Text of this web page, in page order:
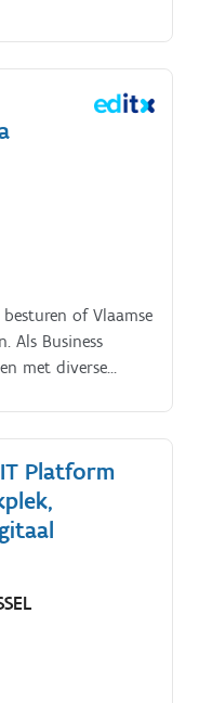
of Vlaamse
Als Business
met diverse
Platform